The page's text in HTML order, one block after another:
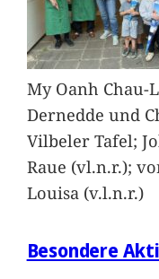
My Oanh Chau-
Dernedde und
Vilbeler Tafel;
Raue (vl.n.r.);
Louisa (v.l.n.r.)
Besondere